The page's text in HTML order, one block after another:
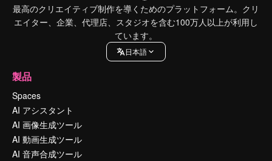
最高のクリエイティブ制作を導くためのプラットフォーム。クリ
エイター、企業、代理店、スタジオを含む100万人以上が利用し
ています。
日本語
製品
Spaces
AI アシスタント
AI 画像生成ツール
AI 動画生成ツール
AI 音声合成ツール